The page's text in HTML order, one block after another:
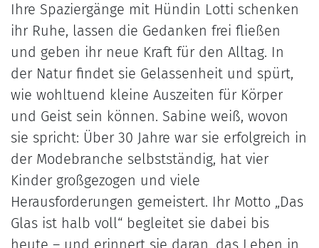
Ihre Spaziergänge mit Hündin Lotti schenken
ihr Ruhe, lassen die Gedanken frei fließen
und geben ihr neue Kraft für den Alltag. In
der Natur findet sie Gelassenheit und spürt,
wie wohltuend kleine Auszeiten für Körper
und Geist sein können. Sabine weiß, wovon
sie spricht: Über 30 Jahre war sie erfolgreich in
der Modebranche selbstständig, hat vier
Kinder großgezogen und viele
Herausforderungen gemeistert. Ihr Motto „Das
Glas ist halb voll“ begleitet sie dabei bis
heute – und erinnert sie daran, das Leben in